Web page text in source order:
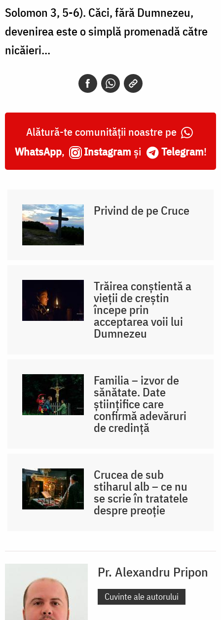
Solomon 3, 5-6). Căci, fără Dumnezeu,
devenirea este o simplă promenadă către
nicăieri...
Alătură-te comunității noastre pe
WhatsApp, Instagram și Telegram!
Privind de pe Cruce
Trăirea conștientă a
vieții de creștin
începe prin
acceptarea voii lui
Dumnezeu
Familia – izvor de
sănătate. Date
științifice care
confirmă adevăruri
de credință
Crucea de sub
stiharul alb – ce nu
se scrie în tratatele
despre preoție
Pr. Alexandru Pripon
Cuvinte ale autorului